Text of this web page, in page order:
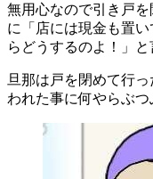
無用心なので引き戸
に「店には現金も置
らどうするのよ！」と
旦那は戸を閉めて行
われた事に何やらぶつ